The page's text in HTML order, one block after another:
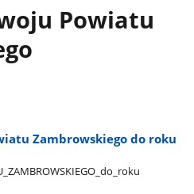
Powiatu
Zambrowskiego do roku